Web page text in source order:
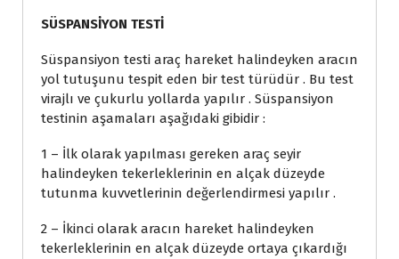
SÜSPANSİYON TESTİ
Süspansiyon testi araç hareket halindeyken aracın
yol tutuşunu tespit eden bir test türüdür . Bu test
virajlı ve çukurlu yollarda yapılır . Süspansiyon
testinin aşamaları aşağıdaki gibidir :
1 – İlk olarak yapılması gereken araç seyir
halindeyken tekerleklerinin en alçak düzeyde
tutunma kuvvetlerinin değerlendirmesi yapılır .
2 – İkinci olarak aracın hareket halindeyken
tekerleklerinin en alçak düzeyde ortaya çıkardığı